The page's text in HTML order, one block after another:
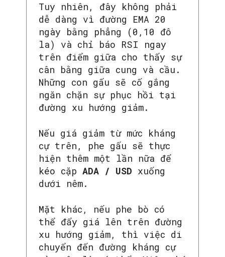
Tuy nhiên, đây không phải
dễ dàng vì đường EMA 20
ngày bằng phẳng (0,10 đô
la) và chỉ báo RSI ngay
trên điểm giữa cho thấy sự
cân bằng giữa cung và cầu.
Những con gấu sẽ cố gắng
ngăn chặn sự phục hồi tại
đường xu hướng giảm.
Nếu giá giảm từ mức kháng
cự trên, phe gấu sẽ thực
hiện thêm một lần nữa để
kéo cặp ADA / USD xuống
dưới nêm.
Mặt khác, nếu phe bò có
thể đẩy giá lên trên đường
xu hướng giảm, thì việc di
chuyển đến đường kháng cự